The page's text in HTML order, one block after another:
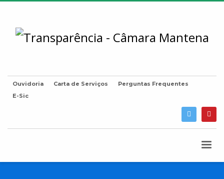
Ouvidoria Carta de Serviços
Perguntas Frequentes
E-Sic